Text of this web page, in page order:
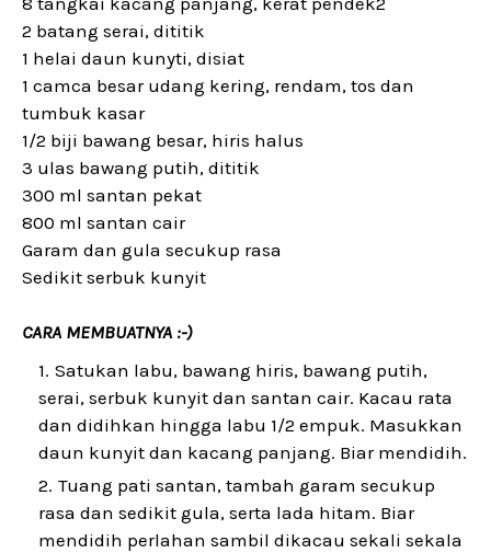
2 batang serai, dititik
1 helai daun kunyti, disiat
1 camca besar udang kering, rendam, tos dan
tumbuk kasar
1/2 biji bawang besar, hiris halus
3 ulas bawang putih, dititik
300 ml santan pekat
800 ml santan cair
Garam dan gula secukup rasa
Sedikit serbuk kunyit
CARA MEMBUATNYA :-)
Satukan labu, bawang hiris, bawang putih,
serai, serbuk kunyit dan santan cair. Kacau rata
dan didihkan hingga labu 1/2 empuk. Masukkan
daun kunyit dan kacang panjang. Biar mendidih.
Tuang pati santan, tambah garam secukup
rasa dan sedikit gula, serta lada hitam. Biar
mendidih perlahan sambil dikacau sekali sekala